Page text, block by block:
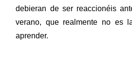
debieran de ser reaccionéis
verano, que realmente no es
aprender.